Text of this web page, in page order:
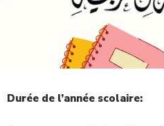
Durée de l’année scolaire: